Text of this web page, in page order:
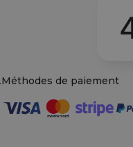
Méthodes de paiement